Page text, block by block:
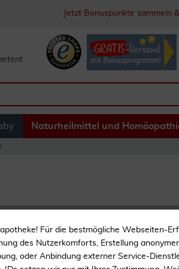
Jetzt Bonuspunkte sammeln
Naturheilmittel und
Ätherisches Öl
Für die bestmögliche Webseiten-
des Nutzerkomforts, Erstellung
oder Anbindung externer Service-